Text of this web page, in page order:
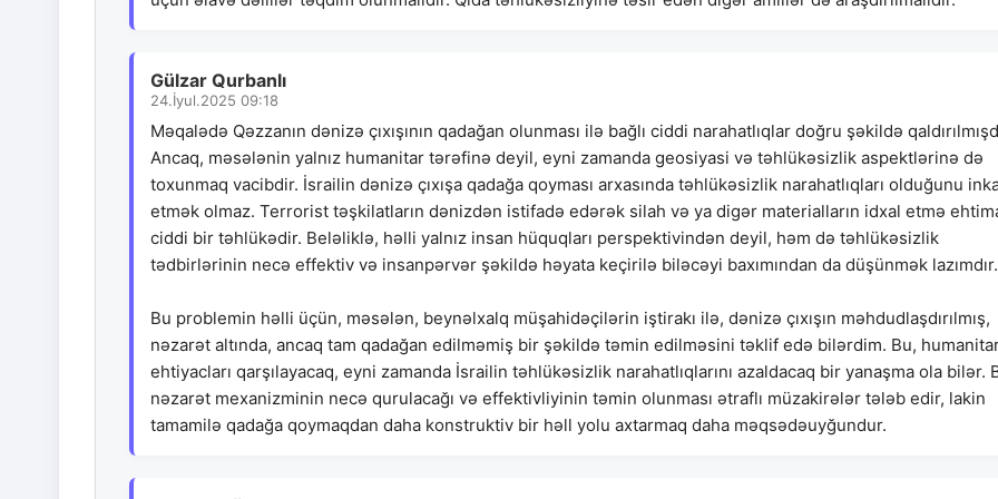
Gülzar Qurbanlı
24.İyul.2025 09:18
Məqalədə Qəzzanın dənizə çıxışının qadağan olunması ilə bağlı ciddi narahatlıqlar doğru şəkildə
Ancaq, məsələnin yalnız humanitar tərəfinə deyil, eyni zamanda geosiyasi və təhlükəsizlik aspektlərinə də
toxunmaq vacibdir. İsrailin dənizə çıxışa qadağa qoyması arxasında təhlükəsizlik narahatlıqları olduğunu
etmək olmaz. Terrorist təşkilatların dənizdən istifadə edərək silah və ya digər materialların idxal etmə
ciddi bir təhlükədir. Beləliklə, həlli yalnız insan hüquqları perspektivindən deyil, həm də təhlükəsizlik
tədbirlərinin necə effektiv və insanpərvər şəkildə həyata keçirilə biləcəyi baxımından da düşünmək lazımdır.
Bu problemin həlli üçün, məsələn, beynəlxalq müşahidəçilərin iştirakı ilə, dənizə çıxışın məhdudlaşdırılmış,
nəzarət altında, ancaq tam qadağan edilməmiş bir şəkildə təmin edilməsini təklif edə bilərdim. Bu,
ehtiyacları qarşılayacaq, eyni zamanda İsrailin təhlükəsizlik narahatlıqlarını azaldacaq bir yanaşma ola bilər.
nəzarət mexanizminin necə qurulacağı və effektivliyinin təmin olunması ətraflı müzakirələr tələb edir, lakin
tamamilə qadağa qoymaqdan daha konstruktiv bir həll yolu axtarmaq daha məqsədəuyğundur.